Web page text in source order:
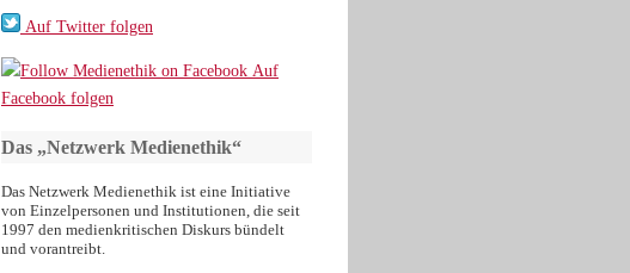
Auf Twitter folgen
Auf
Facebook folgen
Das „Netzwerk Medienethik“
Das Netzwerk Medienethik ist eine Initiative
von Einzelpersonen und Institutionen, die seit
1997 den medienkritischen Diskurs bündelt
und vorantreibt.